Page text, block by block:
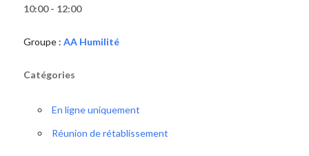
10:00 - 12:00
Groupe : AA Humilité
Catégories
En ligne uniquement
Réunion de rétablissement